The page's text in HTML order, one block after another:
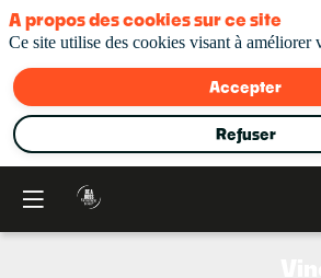
A propos des cookies sur ce site
Ce site utilise des cookies visant à améliorer
Accepter
Refuser